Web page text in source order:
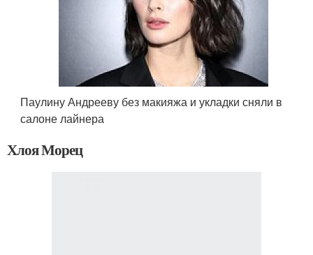
Паулину Андрееву без макияжа и укладки сняли в
салоне лайнера
Хлоя Морец